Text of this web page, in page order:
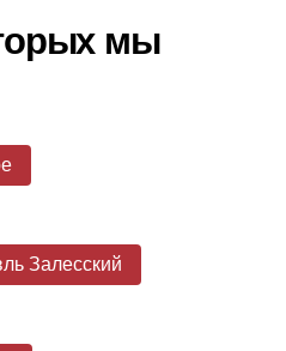
мы
Залесский